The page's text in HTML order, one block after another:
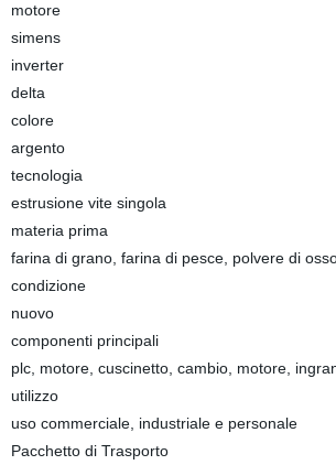
motore
simens
inverter
delta
colore
argento
tecnologia
estrusione vite singola
materia prima
farina di grano, farina di pesce, polvere di
condizione
nuovo
componenti principali
plc, motore, cuscinetto, cambio, motore,
utilizzo
uso commerciale, industriale e personale
Pacchetto di Trasporto